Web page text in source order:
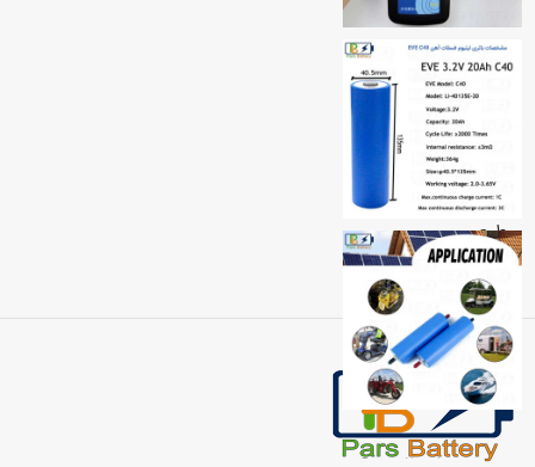
پرداخت آنلاین
بانک ملت،زرین پال
خدمات پس از فروش
در کنار شما هستیم
مطمعن
ضمانت اصالت کالا